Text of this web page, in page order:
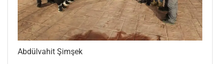
Abdülvahit Şimşek